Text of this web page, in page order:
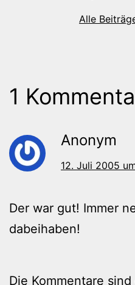
Alle
1
Anonym
12. Juli 2005
Der war gut! Immer
dabeihaben!
Die Kommentare